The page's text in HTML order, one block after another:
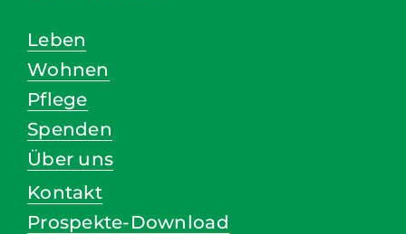
Leben
Wohnen
Pflege
Spenden
Über uns
Kontakt
Prospekte-Download